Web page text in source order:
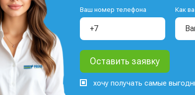
Ваш номер телефона Как
хочу получать самые